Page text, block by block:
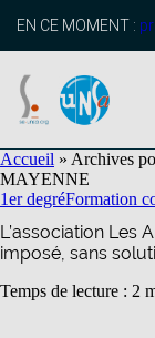
principal
EN CE MOMENT :
Accueil » Archives
MAYENNE
1er degréFormation
L’association Les
imposé, sans
Temps de lecture : 2